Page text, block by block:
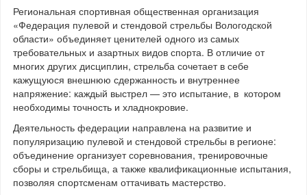
Региональная спортивная общественная организация
«Федерация пулевой и стендовой стрельбы Вологодской
области» объединяет ценителей одного из самых
требовательных и азартных видов спорта. В отличие от
многих других дисциплин, стрельба сочетает в себе
кажущуюся внешнюю сдержанность и внутреннее
напряжение: каждый выстрел — это испытание, в котором
необходимы точность и хладнокровие.
Деятельность федерации направлена на развитие и
популяризацию пулевой и стендовой стрельбы в регионе:
объединение организует соревнования, тренировочные
сборы и стрельбища, а также квалификационные испытания,
позволяя спортсменам оттачивать мастерство.